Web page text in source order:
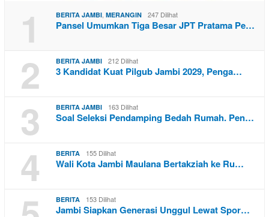
1 BERITA JAMBI, MERANGIN 247 Dilihat
Pansel Umumkan Tiga Besar JPT Pratama Pe…
2 BERITA JAMBI 212 Dilihat
3 Kandidat Kuat Pilgub Jambi 2029, Penga…
3 BERITA JAMBI 163 Dilihat
Soal Seleksi Pendamping Bedah Rumah. Pen…
4 BERITA 155 Dilihat
Wali Kota Jambi Maulana Bertakziah ke Ru…
BERITA 153 Dilihat
Jambi Siapkan Generasi Unggul Lewat Spor…